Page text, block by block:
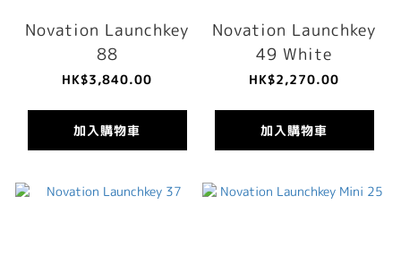
Novation Launchkey
88
HK$3,840.00
加入購物車
Novation Launchkey
49 White
HK$2,270.00
加入購物車